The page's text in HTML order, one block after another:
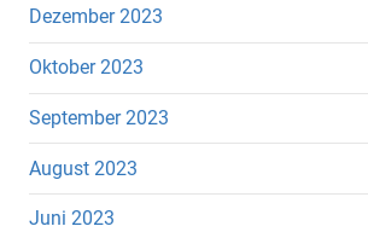
Dezember 2023
Oktober 2023
September 2023
August 2023
Juni 2023